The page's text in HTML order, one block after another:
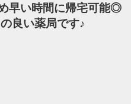
早い時間に帰宅可能◎
良い薬局です♪